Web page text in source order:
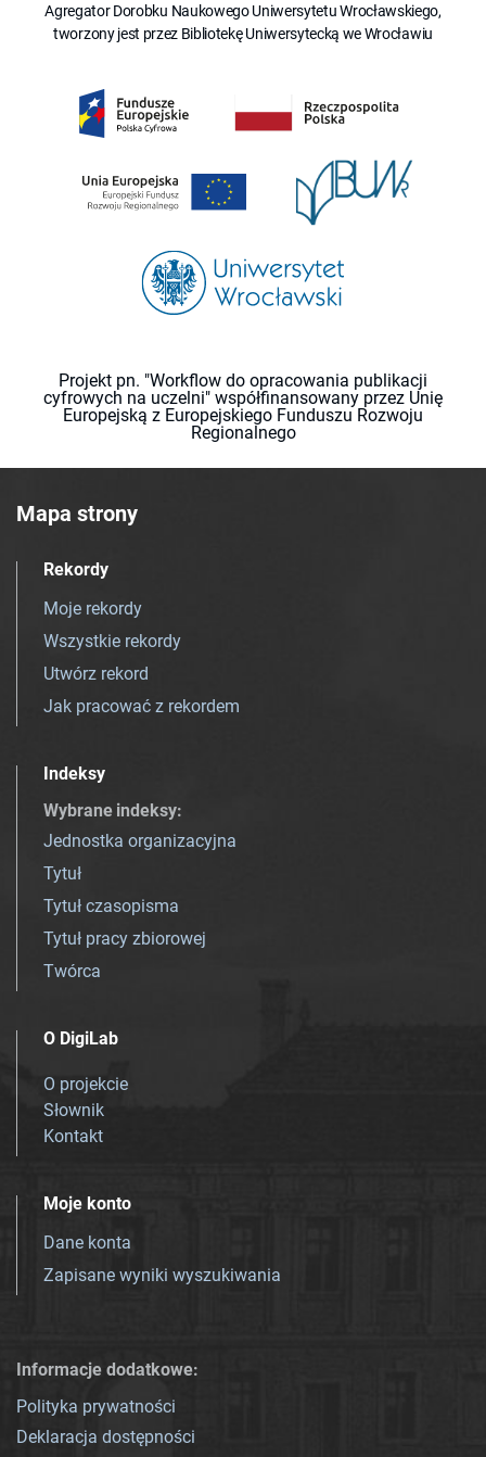
Agregator Dorobku Naukowego Uniwersytetu Wrocławskiego,
tworzony jest przez Bibliotekę Uniwersytecką we Wrocławiu
Projekt pn. "Workflow do opracowania publikacji
cyfrowych na uczelni" współfinansowany przez Unię
Europejską z Europejskiego Funduszu Rozwoju
Regionalnego
Mapa strony
Rekordy
Moje rekordy
Wszystkie rekordy
Utwórz rekord
Jak pracować z rekordem
Indeksy
Wybrane indeksy:
Jednostka organizacyjna
Tytuł
Tytuł czasopisma
Tytuł pracy zbiorowej
Twórca
O DigiLab
O projekcie
Słownik
Kontakt
Moje konto
Dane konta
Zapisane wyniki wyszukiwania
Informacje dodatkowe:
Polityka prywatności
Deklaracja dostępności